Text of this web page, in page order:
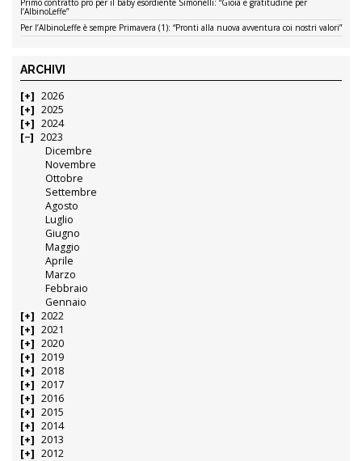
l’AlbinoLeffe”
Per l’AlbinoLeffe è sempre Primavera (1): “Pronti alla nuova avventura coi nostri valori”
ARCHIVI
2026
2025
2024
2023
Dicembre
Novembre
Ottobre
Settembre
Agosto
Luglio
Giugno
Maggio
Aprile
Marzo
Febbraio
Gennaio
2022
2021
2020
2019
2018
2017
2016
2015
2014
2013
2012